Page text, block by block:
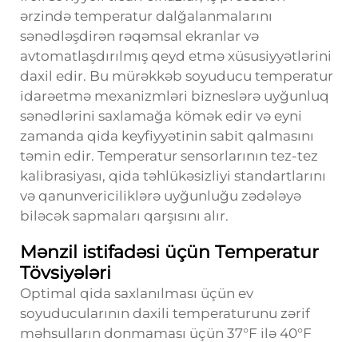
ərzində temperatur dalğalanmalarını
sənədləşdirən rəqəmsal ekranlar və
avtomatlaşdırılmış qeyd etmə xüsusiyyətlərini
daxil edir. Bu mürəkkəb soyuducu temperatur
idarəetmə mexanizmləri bizneslərə uyğunluq
sənədlərini saxlamağa kömək edir və eyni
zamanda qida keyfiyyətinin sabit qalmasını
təmin edir. Temperatur sensorlarının tez-tez
kalibrasiyası, qida təhlükəsizliyi standartlarını
və qanunvericiliklərə uyğunluğu zədələyə
biləcək sapmaları qarşısını alır.
Mənzil istifadəsi üçün Temperatur
Tövsiyələri
Optimal qida saxlanılması üçün ev
soyuducularının daxili temperaturunu zərif
məhsulların donmaması üçün 37°F ilə 40°F